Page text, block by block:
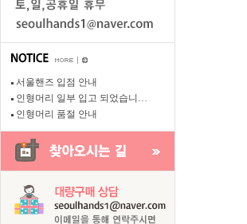
서울핸즈 입점 안내
인형머리 일부 입고 되었습니…
인형머리 품절 안내